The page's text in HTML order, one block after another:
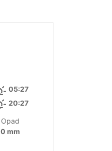
05:27
20:27
Opad
0 mm